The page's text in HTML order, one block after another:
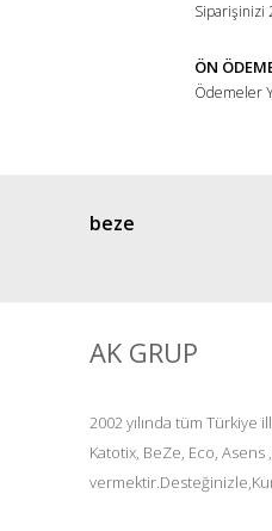
Siparişinizi
ÖN
Ödemeler
beze
AK GRUP
2002 yılında tüm
Katotix, BeZe, Eco,